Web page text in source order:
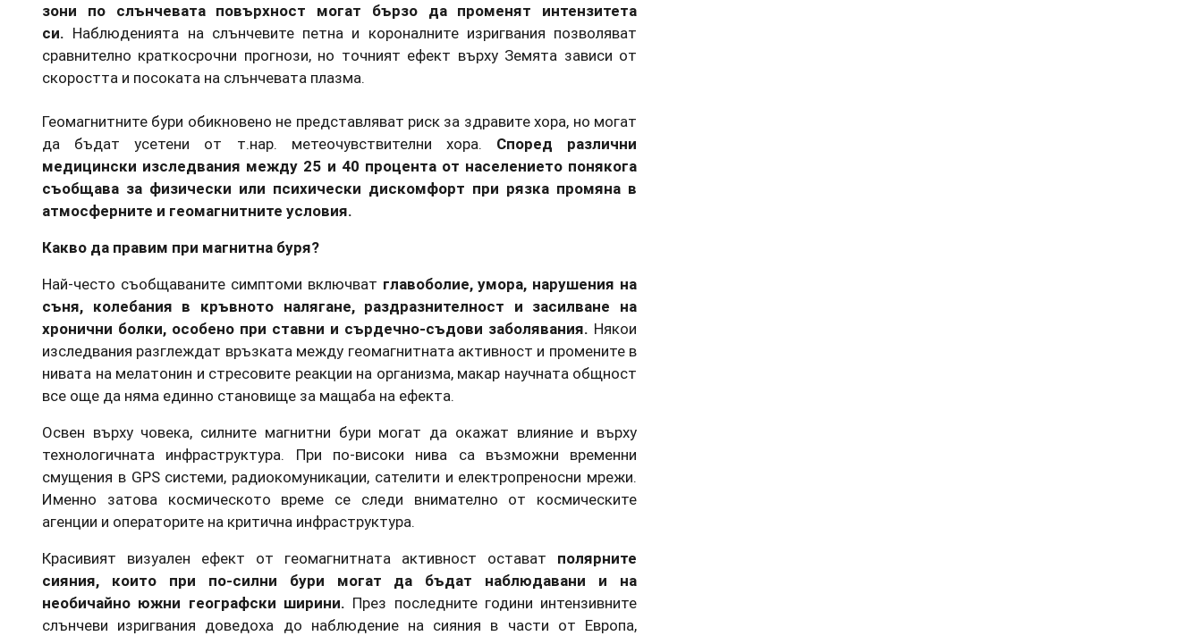
зони по слънчевата повърхност могат бързо да променят интензитета
си. Наблюденията на слънчевите петна и короналните изригвания позволяват
сравнително краткосрочни прогнози, но точният ефект върху Земята зависи от
скоростта и посоката на слънчевата плазма.
Геомагнитните бури обикновено не представляват риск за здравите хора, но могат
да бъдат усетени от т.нар. метеочувствителни хора. Според различни
медицински изследвания между 25 и 40 процента от населението понякога
съобщава за физически или психически дискомфорт при рязка промяна в
атмосферните и геомагнитните условия.
Какво да правим при магнитна буря?
Най-често съобщаваните симптоми включват главоболие, умора, нарушения на
съня, колебания в кръвното налягане, раздразнителност и засилване на
хронични болки, особено при ставни и сърдечно-съдови заболявания. Някои
изследвания разглеждат връзката между геомагнитната активност и промените в
нивата на мелатонин и стресовите реакции на организма, макар научната общност
все още да няма единно становище за мащаба на ефекта.
Освен върху човека, силните магнитни бури могат да окажат влияние и върху
технологичната инфраструктура. При по-високи нива са възможни временни
смущения в GPS системи, радиокомуникации, сателити и електропреносни мрежи.
Именно затова космическото време се следи внимателно от космическите
агенции и операторите на критична инфраструктура.
Красивият визуален ефект от геомагнитната активност остават полярните
сияния, които при по-силни бури могат да бъдат наблюдавани и на
необичайно южни географски ширини. През последните години интензивните
слънчеви изригвания доведоха до наблюдение на сияния в части от Европа,